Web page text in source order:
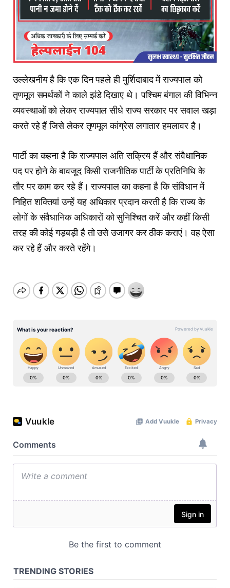
उल्लेखनीय है कि एक दिन पहले ही मुर्शिदाबाद में राज्यपाल को
तृणमूल समर्थकों ने काले झंडे दिखाए थे। पश्चिम बंगाल की विभिन्न
व्यवस्थाओं को लेकर राज्यपाल सीधे राज्य सरकार पर सवाल खड़ा
करते रहे हैं जिसे लेकर तृणमूल कांग्रेस लगातार हमलावर है।
पार्टी का कहना है कि राज्यपाल अति सक्रिय हैं और संवैधानिक
पद पर होने के बावजूद किसी राजनीतिक पार्टी के प्रतिनिधि के
तौर पर काम कर रहे हैं। राज्यपाल का कहना है कि संविधान में
निहित शक्तियां उन्हें यह अधिकार प्रदान करती है कि राज्य के
लोगों के संवैधानिक अधिकारों को सुनिश्चित करें और कहीं किसी
तरह की कोई गड़बड़ी है तो उसे उजागर कर ठीक कराएं। वह ऐसा
कर रहे हैं और करते रहेंगे।